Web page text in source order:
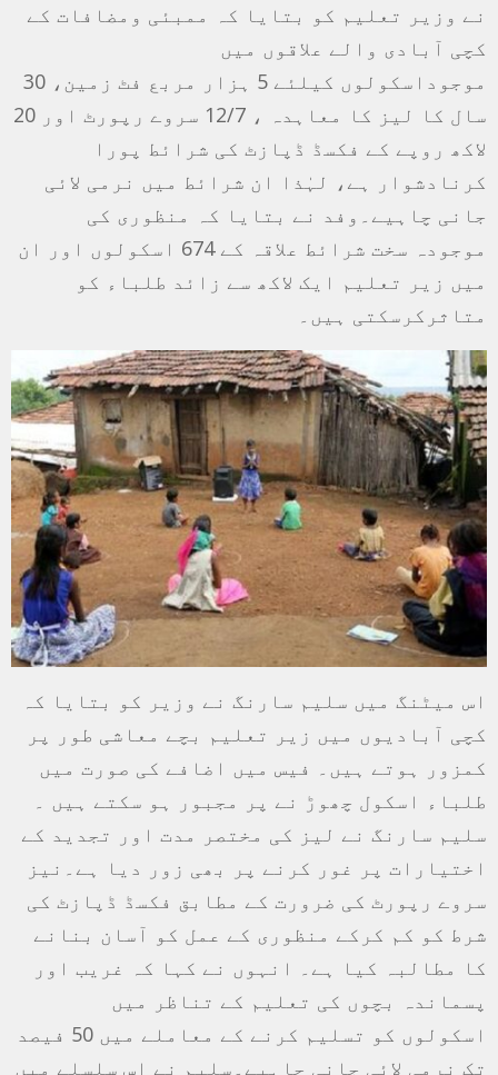
نے وزیر تعلیم کو بتایا کہ ممبئی ومضافات کے
کچی آبادی والے علاقوں میں
موجوداسکولوں کیلئے 5 ہزار مربع فٹ زمین، 30
سال کا لیز کا معاہدہ ، 12/7 سروے رپورٹ اور 20
لاکھ روپے کے فکسڈ ڈپازٹ کی شرائط پورا
کرنادشوار ہے، لہٰذا ان شرائط میں نرمی لائی
جانی چاہیے۔وفد نے بتایا کہ منظوری کی
موجودہ سخت شرائط علاقہ کے 674 اسکولوں اور ان
میں زیر تعلیم ایک لاکھ سے زائد طلباء کو
متاثرکرسکتی ہیں۔
اس میٹنگ میں سلیم سارنگ نے وزیر کو بتایا کہ
کچی آبادیوں میں زیر تعلیم بچے معاشی طور پر
کمزور ہوتے ہیں۔ فیس میں اضافے کی صورت میں
طلباء اسکول چھوڑ نے پر مجبور ہو سکتے ہیں ۔
سلیم سارنگ نے لیز کی مختصر مدت اور تجدید کے
اختیارات پر غور کرنے پر بھی زور دیا ہے۔نیز
سروے رپورٹ کی ضرورت کے مطابق فکسڈ ڈپازٹ کی
شرط کو کم کرکے منظوری کے عمل کو آسان بنانے
کا مطالبہ کیا ہے۔ انہوں نے کہا کہ غریب اور
پسماندہ بچوں کی تعلیم کے تناظر میں
اسکولوں کو تسلیم کرنے کے معاملے میں 50 فیصد
تک نرمی لائی جانی چاہیے۔سلیم نے اس سلسلے میں